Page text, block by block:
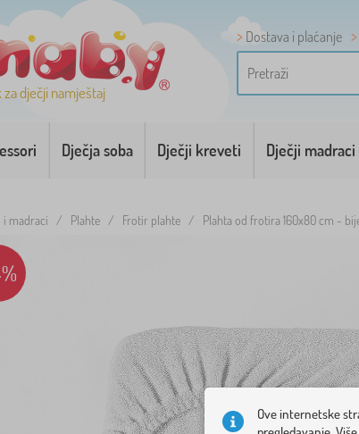
dječji namještaj
Dostava i plaćanje
Dječja soba Dječji kreveti Dječji madraci
i madraci / Plahte / Frotir plahte / Plahta od frotira 160x80 cm -
Ove internetske